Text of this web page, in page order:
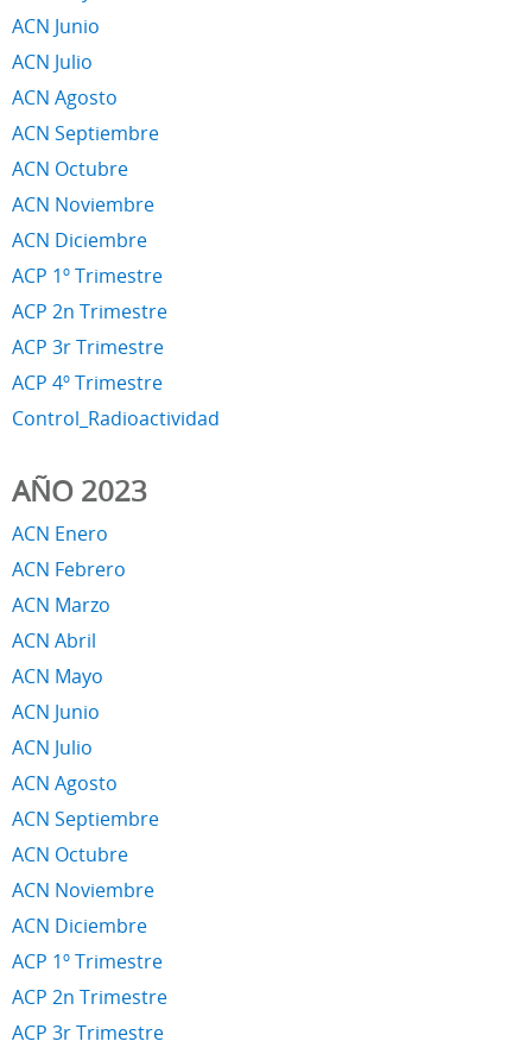
ACN Junio
ACN Julio
ACN Agosto
ACN Septiembre
ACN Octubre
ACN Noviembre
ACN Diciembre
ACP 1º Trimestre
ACP 2n Trimestre
ACP 3r Trimestre
ACP 4º Trimestre
Control_Radioactividad
AÑO 2023
ACN Enero
ACN Febrero
ACN Marzo
ACN Abril
ACN Mayo
ACN Junio
ACN Julio
ACN Agosto
ACN Septiembre
ACN Octubre
ACN Noviembre
ACN Diciembre
ACP 1º Trimestre
ACP 2n Trimestre
ACP 3r Trimestre